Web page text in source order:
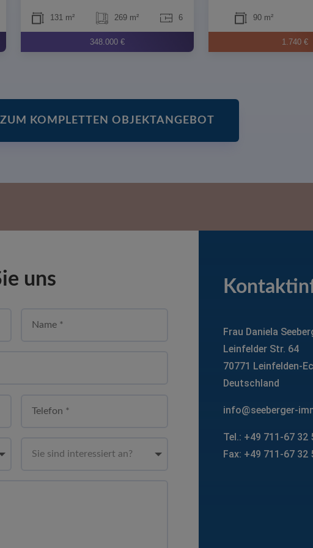
131 m² 269 m² 6
348.000 €
90 m²
1.740 €
ZUM KOMPLETTEN OBJEKTANGEBOT
uns
Frau Daniela
Leinfelder Str. 64
70771 Leinfelden-
Deutschland
info@seeberger-
Tel.: +49 711-67 32
Fax: +49 711-67 32